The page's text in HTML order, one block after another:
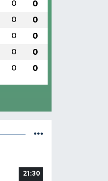
0 0
0 0
0 0
0 0
0 0
21:30